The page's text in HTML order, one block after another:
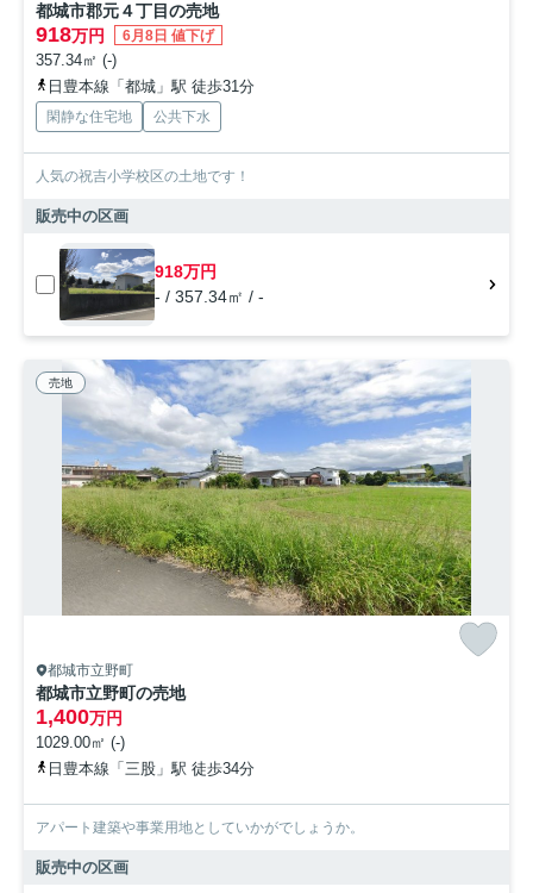
都城市郡元４丁目の売地
918万円 6月8日 値下げ
357.34㎡ (-)
日豊本線「都城」駅 徒歩31分
閑静な住宅地 公共下水
人気の祝吉小学校区の土地です！
販売中の区画
918万円
- / 357.34㎡ / -
売地
都城市立野町
都城市立野町の売地
1,400万円
1029.00㎡ (-)
日豊本線「三股」駅 徒歩34分
アパート建築や事業用地としていかがでしょうか。
販売中の区画